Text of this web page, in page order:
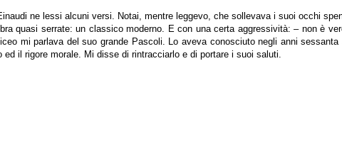
ne lessi alcuni versi. Notai, mentre leggevo, che sollevava i suoi occhi
quasi serrate: un classico moderno. E con una certa aggressività: – non è
mi parlava del suo grande Pascoli. Lo aveva conosciuto negli anni
il rigore morale. Mi disse di rintracciarlo e di portare i suoi saluti.